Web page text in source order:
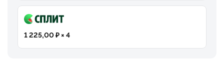
1 225,00 ₽ × 4